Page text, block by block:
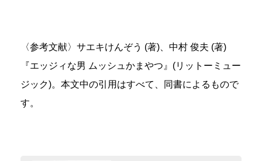
〈参考文献〉サエキけんぞう (著)‎、中村 俊夫 (著)
『エッジィな男 ムッシュかまやつ』(リットーミュー
ジック)。本文中の引用はすべて、同書によるもので
す。